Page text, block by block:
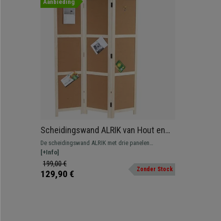
Aanbieding
Scheidingswand ALRIK van Hout en
Kurk, 166x120x2cm, Zeer Praktisch,
Natuurlijke Afwerking
De scheidingswand ALRIK met drie panelen
combineert design met functionaliteit. Hij is perfect
voor het verdelen van ruimtes en het plaatsen van
foto's, belangrijke notities op uw kurk.
[+Info]
199,00 €
129,90 € Zonder Stock